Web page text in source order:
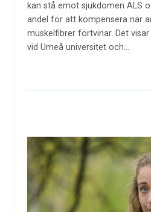
kan stå emot sjukdomen ALS
andel för att kompensera när
muskelfibrer förtvinar. Det
vid Umeå universitet och…